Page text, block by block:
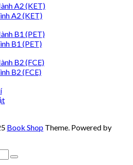
A2 (KET)
A2 (KET)
B1 (PET)
B1 (PET)
B2 (FCE)
B2 (FCE)
Book Shop Theme. Powered by